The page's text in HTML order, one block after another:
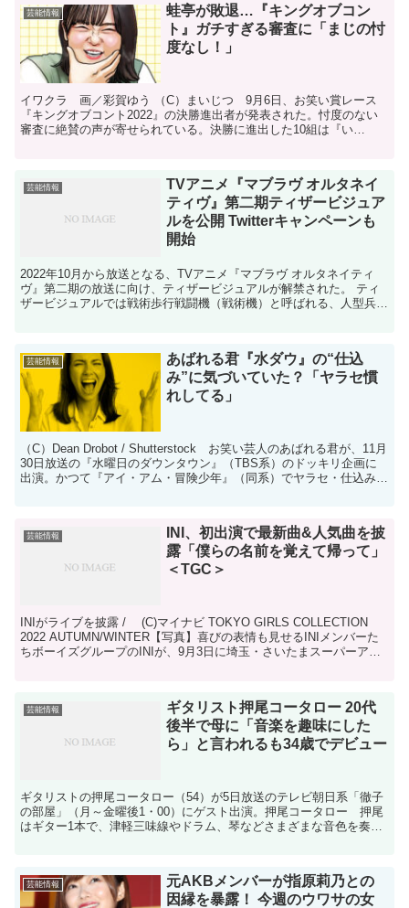
芸能情報
蛙亭が敗退…『キングオブコン
ト』ガチすぎる審査に「まじの忖
度なし！」
イワクラ 画／彩賀ゆう （C）まいじつ 9月6日、お笑い賞レース
『キングオブコント2022』の決勝進出者が発表された。忖度のない
審査に絶賛の声が寄せられている。決勝に進出した10組は『い
芸能情報
TVアニメ『マブラヴ オルタネイ
ティヴ』第二期ティザービジュア
ルを公開 Twitterキャンペーンも
開始
2022年10月から放送となる、TVアニメ『マブラヴ オルタネイティ
ヴ』第二期の放送に向け、ティザービジュアルが解禁された。 ティ
ザービジュアルでは戦術歩行戦闘機（戦術機）と呼ばれる、人型兵
芸能情報
あばれる君『水ダウ』の“仕込
み”に気づいていた？「ヤラセ慣
れしてる」
（C）Dean Drobot / Shutterstock お笑い芸人のあばれる君が、11月
30日放送の『水曜日のダウンタウン』（TBS系）のドッキリ企画に
出演。かつて『アイ・アム・冒険少年』（同系）でヤラセ・仕込みを
芸能情報
INI、初出演で最新曲&人気曲を披
露「僕らの名前を覚えて帰って」
＜TGC＞
INIがライブを披露 / (C)マイナビ TOKYO GIRLS COLLECTION
2022 AUTUMN/WINTER【写真】喜びの表情も見せるINIメンバーた
ちボーイズグループのINIが、9月3日に埼玉・さいたまスーパーアリ
芸能情報
ギタリスト押尾コータロー 20代
後半で母に「音楽を趣味にした
ら」と言われるも34歳でデビュー
ギタリストの押尾コータロー（54）が5日放送のテレビ朝日系「徹子
の部屋」（月～金曜後1・00）にゲスト出演。押尾コータロー 押尾
はギター1本で、津軽三味線やドラム、琴などさまざまな音色を奏で
芸能情報
元AKBメンバーが指原莉乃との
因縁を暴露！ 今週のウワサの女